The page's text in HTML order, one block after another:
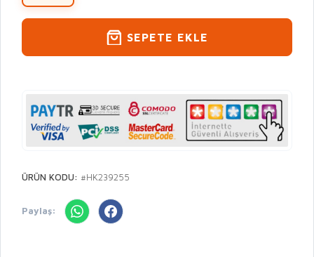
SEPETE EKLE
ÜRÜN KODU: #HK239255
Paylaş: